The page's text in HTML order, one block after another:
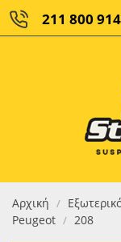
211 800
Αρχική /
Peugeot / 208